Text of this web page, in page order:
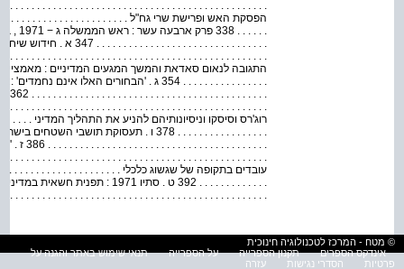
הפסקת האש ופרישת שרי גח"ל . . . . . . . . . . . . . . . . . . . . . . .
. . . . . . . . . . . . . . . . . . . . .
התגובה לנאום סאדאת והמשך המגעים המדיניים : מאמצי
. . . . . . . . . . . . . . . . 354 ג . 'הבחורים האלו
רוג'רס וסיסקו וניסיונותיהם להניע את התהליך המדיני . . .
. . . . . . . . . . . . . . . . . 378 ו . תעסוקת
. . . . . . .
עובדים בתקופה של שגשוג כלכלי . . . . . . . . . . . . . . . . . . . . .
. . . . . . . . . . . . . 392 ט . סתיו 1971
© מטח - המרכז לטכנולוגיה חינוכית
אינדקס הספרים
תקנון הספרייה על הספרייה
תנאי שימוש באתר והגנה על
פרטיות
הסדרי נגישות עזרה